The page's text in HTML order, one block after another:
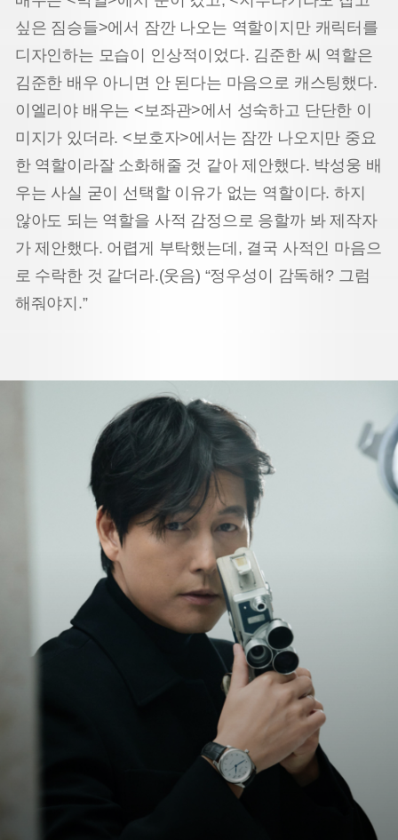
싶은 짐승들>에서 잠깐 나오는 역할이지만 캐릭터를
디자인하는 모습이 인상적이었다. 김준한 씨 역할은
김준한 배우 아니면 안 된다는 마음으로 캐스팅했다.
이엘리야 배우는 <보좌관>에서 성숙하고 단단한 이
미지가 있더라. <보호자>에서는 잠깐 나오지만 중요
한 역할이라잘 소화해줄 것 같아 제안했다. 박성웅 배
우는 사실 굳이 선택할 이유가 없는 역할이다. 하지
않아도 되는 역할을 사적 감정으로 응할까 봐 제작자
가 제안했다. 어렵게 부탁했는데, 결국 사적인 마음으
로 수락한 것 같더라.(웃음) “정우성이 감독해? 그럼
해줘야지.”